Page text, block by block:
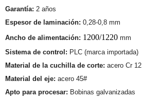
Garantía: 2 años
Espesor de laminación: 0,28-0,8 mm
Ancho de alimentación: 1200/1220 mm
Sistema de control: PLC (marca importada)
Material de la cuchilla de corte: acero Cr 12
Material del eje: acero 45#
Apto para procesar: Bobinas galvanizadas